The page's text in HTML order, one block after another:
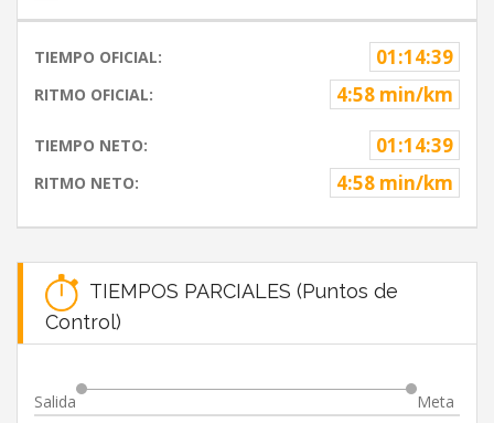
TIEMPO OFICIAL: 01:14:39
RITMO OFICIAL: 4:58 min/km
TIEMPO NETO: 01:14:39
RITMO NETO: 4:58 min/km
TIEMPOS PARCIALES (Puntos de
Control)
Salida Meta